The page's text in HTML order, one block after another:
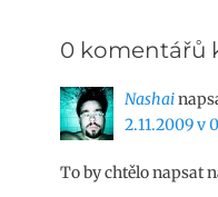
0 komentářů
Nashai
2.11.2009 v
To by chtělo napsat